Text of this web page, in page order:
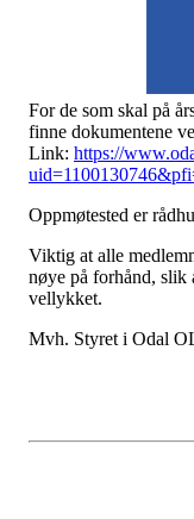
For de som skal på
finne dokumentene
Link: https://
Oppmøtested er
Viktig at alle
nøye på forhånd, slik
vellykket.
Mvh. Styret i Odal